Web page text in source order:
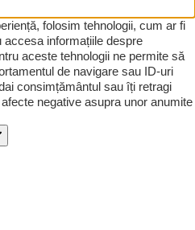
folosim tehnologii, cum ar fi
informațiile despre
aceste tehnologii ne permite să
de navigare sau ID-uri
consimțământul sau îți retragi
negative asupra unor anumite